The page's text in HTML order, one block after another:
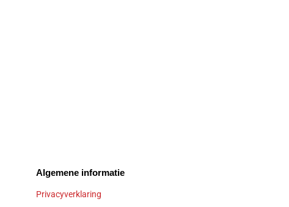
Algemene informatie
Privacyverklaring